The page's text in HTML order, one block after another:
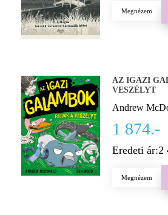
Megnézem
AZ IGAZI
VESZÉLYT
Andrew
1 874.-
Eredeti ár:2
Megnézem